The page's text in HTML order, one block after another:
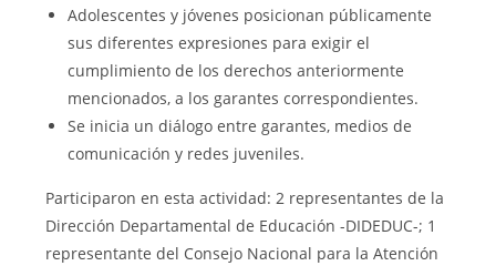
Adolescentes y jóvenes posicionan públicamente
sus diferentes expresiones para exigir el
cumplimiento de los derechos anteriormente
mencionados, a los garantes correspondientes.
Se inicia un diálogo entre garantes, medios de
comunicación y redes juveniles.
Participaron en esta actividad: 2 representantes de la
Dirección Departamental de Educación -DIDEDUC-; 1
representante del Consejo Nacional para la Atención